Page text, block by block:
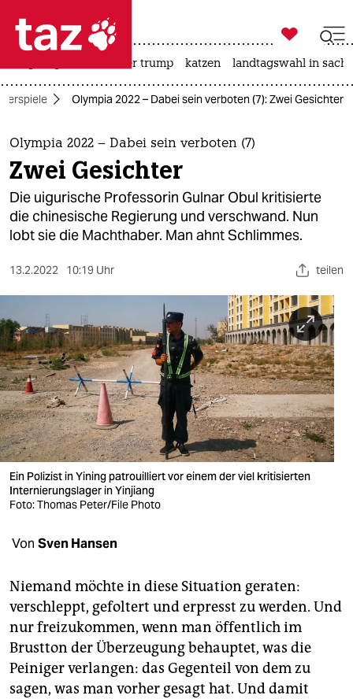
 taz zahl ich
taz zahl ich
themen
politik
öko
sport
berlin
nord
wahrheit
verlag
verlag
shop
fragen & hilfe
unterstützen
abo
genossenschaft

taz zahl ich
usa unter trump katzen landtagswahl in
Olympia 2022 – Dabei sein verboten (7): Zwei Gesichter
Olympia 2022 – Dabei sein verboten (7)
Zwei Gesichter
Die uigurische Professorin Gulnar Obul kritisierte
die chinesische Regierung und verschwand. Nun
lobt sie die Machthaber. Man ahnt Schlimmes.
13.2.2022 10:19 Uhr teilen
Ein Polizist in Yining patrouilliert vor einem der viel kritisierten
Internierungslager in Yinjiang
Foto: Thomas Peter/File Photo
Von Sven Hansen
Niemand möchte in diese Situation geraten:
verschleppt, gefoltert und erpresst zu werden. Und
nur freizukommen, wenn man öffentlich im
Brustton der Überzeugung behauptet, was die
Peiniger verlangen: das Gegenteil von dem zu
sagen, was man vorher gesagt hat. Und damit